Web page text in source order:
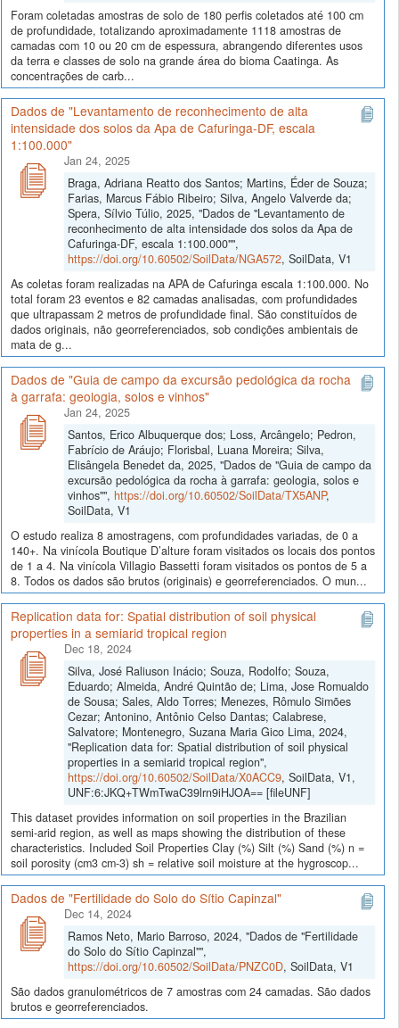
Foram coletadas amostras de solo de 180 perfis coletados até 100 cm
de profundidade, totalizando aproximadamente 1118 amostras de
camadas com 10 ou 20 cm de espessura, abrangendo diferentes usos
da terra e classes de solo na grande área do bioma Caatinga. As
concentrações de carb...
Dados de "Levantamento de reconhecimento de alta
intensidade dos solos da Apa de Cafuringa-DF, escala
1:100.000"
Jan 24, 2025
Braga, Adriana Reatto dos Santos; Martins, Éder de Souza;
Farias, Marcus Fábio Ribeiro; Silva, Angelo Valverde da;
Spera, Sílvio Túlio, 2025, "Dados de "Levantamento de
reconhecimento de alta intensidade dos solos da Apa de
Cafuringa-DF, escala 1:100.000"",
https://doi.org/10.60502/SoilData/NGA572, SoilData, V1
As coletas foram realizadas na APA de Cafuringa escala 1:100.000. No
total foram 23 eventos e 82 camadas analisadas, com profundidades
que ultrapassam 2 metros de profundidade final. São constituídos de
dados originais, não georreferenciados, sob condições ambientais de
mata de g...
Dados de "Guia de campo da excursão pedológica da rocha
à garrafa: geologia, solos e vinhos"
Jan 24, 2025
Santos, Erico Albuquerque dos; Loss, Arcângelo; Pedron,
Fabrício de Aráujo; Florisbal, Luana Moreira; Silva,
Elisângela Benedet da, 2025, "Dados de "Guia de campo da
excursão pedológica da rocha à garrafa: geologia, solos e
vinhos"", https://doi.org/10.60502/SoilData/TX5ANP,
SoilData, V1
O estudo realiza 8 amostragens, com profundidades variadas, de 0 a
140+. Na vinícola Boutique D’alture foram visitados os locais dos pontos
de 1 a 4. Na vinícola Villagio Bassetti foram visitados os pontos de 5 a
8. Todos os dados são brutos (originais) e georreferenciados. O mun...
Replication data for: Spatial distribution of soil physical
properties in a semiarid tropical region
Dec 18, 2024
Silva, José Raliuson Inácio; Souza, Rodolfo; Souza,
Eduardo; Almeida, André Quintão de; Lima, Jose Romualdo
de Sousa; Sales, Aldo Torres; Menezes, Rômulo Simões
Cezar; Antonino, Antônio Celso Dantas; Calabrese,
Salvatore; Montenegro, Suzana Maria Gico Lima, 2024,
"Replication data for: Spatial distribution of soil physical
properties in a semiarid tropical region",
https://doi.org/10.60502/SoilData/X0ACC9, SoilData, V1,
UNF:6:JKQ+TWmTwaC39lrn9iHJOA== [fileUNF]
This dataset provides information on soil properties in the Brazilian
semi-arid region, as well as maps showing the distribution of these
characteristics. Included Soil Properties Clay (%) Silt (%) Sand (%) n =
soil porosity (cm3 cm-3) sh = relative soil moisture at the hygroscop...
Dados de "Fertilidade do Solo do Sítio Capinzal"
Dec 14, 2024
Ramos Neto, Mario Barroso, 2024, "Dados de "Fertilidade
do Solo do Sítio Capinzal"",
https://doi.org/10.60502/SoilData/PNZC0D, SoilData, V1
São dados granulométricos de 7 amostras com 24 camadas. São dados
brutos e georreferenciados.